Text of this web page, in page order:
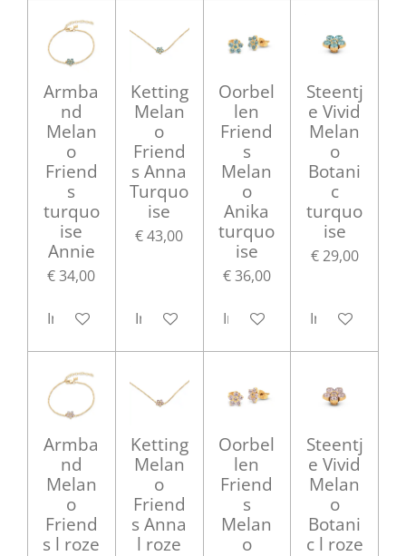
Armba
nd
Melan
o
Friend
s
turquo
ise
Annie
€ 34,00
In winkelwagen
Ketting
Melan
o
Friend
s Anna
Turquo
ise
€ 43,00
In winkelwagen
Oorbel
len
Friend
s
Melan
o
Anika
turquo
ise
€ 36,00
In winkelwagen
Steentj
e Vivid
Melan
o
Botani
c
turquo
ise
€ 29,00
In
Armba
nd
Melan
o
Friend
s l roze
Ketting
Melan
o
Friend
s Anna
l roze
Oorbel
len
Friend
s
Melan
o
Steentj
e Vivid
Melan
o
Botani
c l roze